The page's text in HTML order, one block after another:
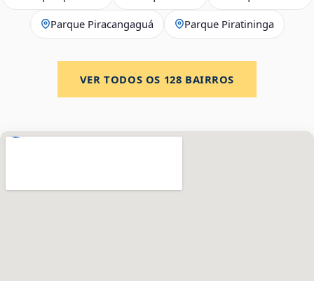
Parque Piracangaguá Parque Piratininga
VER TODOS OS 128 BAIRROS